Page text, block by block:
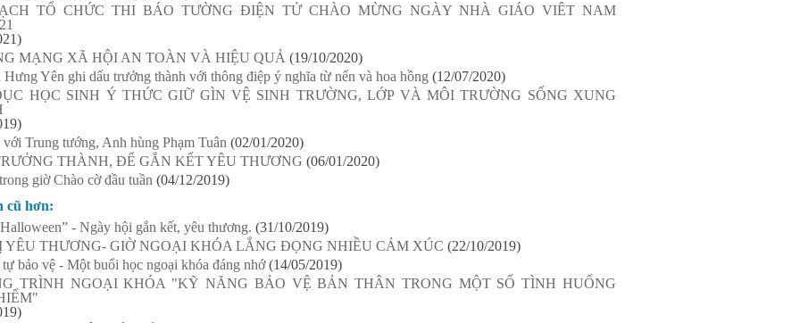
TỔ CHỨC THI BÁO TƯỜNG ĐIỆN TỬ CHÀO MỪNG NGÀY NHÀ GIÁO VIÊT NAM
MẠNG XÃ HỘI AN TOÀN VÀ HIỆU QUẢ (19/10/2020)
Hưng Yên ghi dấu trưởng thành với thông điệp ý nghĩa từ nến và hoa hồng (12/07/2020)
HỌC SINH Ý THỨC GIỮ GÌN VỆ SINH TRƯỜNG, LỚP VÀ MÔI TRƯỜNG SỐNG XUNG
Trung tướng, Anh hùng Phạm Tuân (02/01/2020)
THÀNH, ĐỂ GẮN KẾT YÊU THƯƠNG (06/01/2020)
giờ Chào cờ đầu tuần (04/12/2019)
cũ hơn:
- Ngày hội gắn kết, yêu thương. (31/10/2019)
YÊU THƯƠNG- GIỜ NGOẠI KHÓA LẮNG ĐỌNG NHIỀU CẢM XÚC (22/10/2019)
bảo vệ - Một buổi học ngoại khóa đáng nhớ (14/05/2019)
TRÌNH NGOẠI KHÓA "KỸ NĂNG BẢO VỆ BẢN THÂN TRONG MỘT SỐ TÌNH HUỐNG